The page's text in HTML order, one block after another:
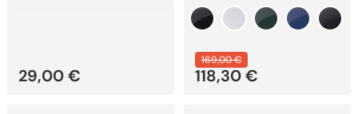
29,00€
169,00€
118,30€